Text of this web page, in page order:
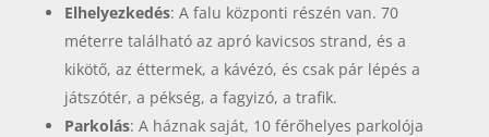
Elhelyezkedés: A falu központi részén van. 70
méterre található az apró kavicsos strand, és a
kikötő, az éttermek, a kávézó, és csak pár lépés a
játszótér, a pékség, a fagyizó, a trafik.
Parkolás: A háznak saját, 10 férőhelyes parkolója